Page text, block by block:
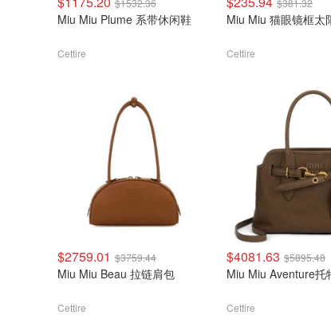
$1532.36
Miu Miu Plume 系带休闲鞋
Cettire
$381.32
Miu Miu 猫眼镜框太
Cettire
$2759.01 $3759.44
Miu Miu Beau 拉链肩包
Cettire
$4081.63 $5895.48
Miu Miu Aventure托
Cettire